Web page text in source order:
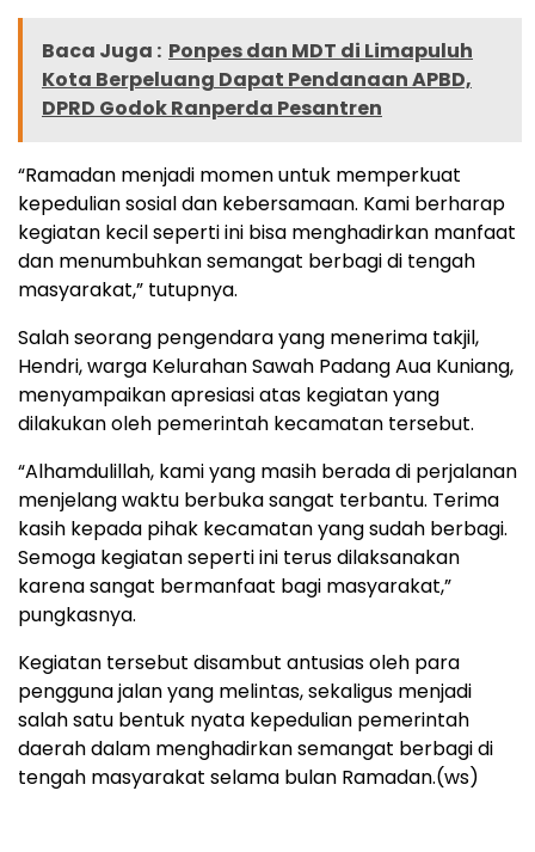
Baca Juga : Ponpes dan MDT di Limapuluh
Kota Berpeluang Dapat Pendanaan APBD,
DPRD Godok Ranperda Pesantren
“Ramadan menjadi momen untuk memperkuat
kepedulian sosial dan kebersamaan. Kami berharap
kegiatan kecil seperti ini bisa menghadirkan manfaat
dan menumbuhkan semangat berbagi di tengah
masyarakat,” tutupnya.
Salah seorang pengendara yang menerima takjil,
Hendri, warga Kelurahan Sawah Padang Aua Kuniang,
menyampaikan apresiasi atas kegiatan yang
dilakukan oleh pemerintah kecamatan tersebut.
“Alhamdulillah, kami yang masih berada di perjalanan
menjelang waktu berbuka sangat terbantu. Terima
kasih kepada pihak kecamatan yang sudah berbagi.
Semoga kegiatan seperti ini terus dilaksanakan
karena sangat bermanfaat bagi masyarakat,”
pungkasnya.
Kegiatan tersebut disambut antusias oleh para
pengguna jalan yang melintas, sekaligus menjadi
salah satu bentuk nyata kepedulian pemerintah
daerah dalam menghadirkan semangat berbagi di
tengah masyarakat selama bulan Ramadan.(ws)